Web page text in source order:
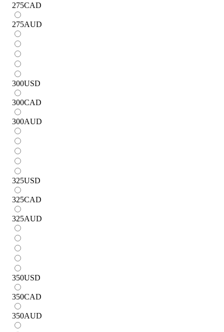
275CAD
275AUD
300USD
300CAD
300AUD
325USD
325CAD
325AUD
350USD
350CAD
350AUD